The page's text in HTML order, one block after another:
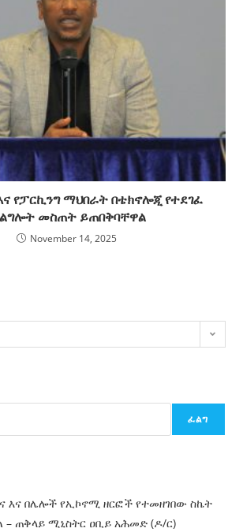
የፓርኪንግ ማህበራት በቴክኖሎጂ የተደገፈ
መስጠት ይጠበቅባቸዋል
November 14, 2025
ፈልግ
እና በሌሎች የኢኮኖሚ ዘርፎች የተመዘገበው ስኬት
– ጠቅላይ ሚኒስትር ዐቢይ አሕመድ (ዶ/ር)